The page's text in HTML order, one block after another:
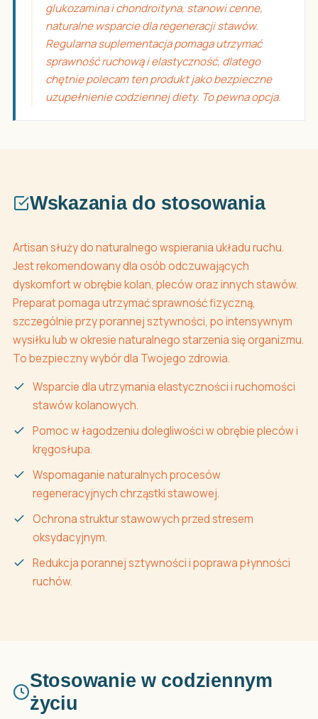
glukozamina i chondroityna, stanowi cenne,
naturalne wsparcie dla regeneracji stawów.
Regularna suplementacja pomaga utrzymać
sprawność ruchową i elastyczność, dlatego
chętnie polecam ten produkt jako bezpieczne
uzupełnienie codziennej diety. To pewna opcja.
Wskazania do stosowania
Artisan służy do naturalnego wspierania układu ruchu.
Jest rekomendowany dla osób odczuwających
dyskomfort w obrębie kolan, pleców oraz innych stawów.
Preparat pomaga utrzymać sprawność fizyczną,
szczególnie przy porannej sztywności, po intensywnym
wysiłku lub w okresie naturalnego starzenia się organizmu.
To bezpieczny wybór dla Twojego zdrowia.
Wsparcie dla utrzymania elastyczności i ruchomości
stawów kolanowych.
Pomoc w łagodzeniu dolegliwości w obrębie pleców i
kręgosłupa.
Wspomaganie naturalnych procesów
regeneracyjnych chrząstki stawowej.
Ochrona struktur stawowych przed stresem
oksydacyjnym.
Redukcja porannej sztywności i poprawa płynności
ruchów.
Stosowanie w codziennym
życiu